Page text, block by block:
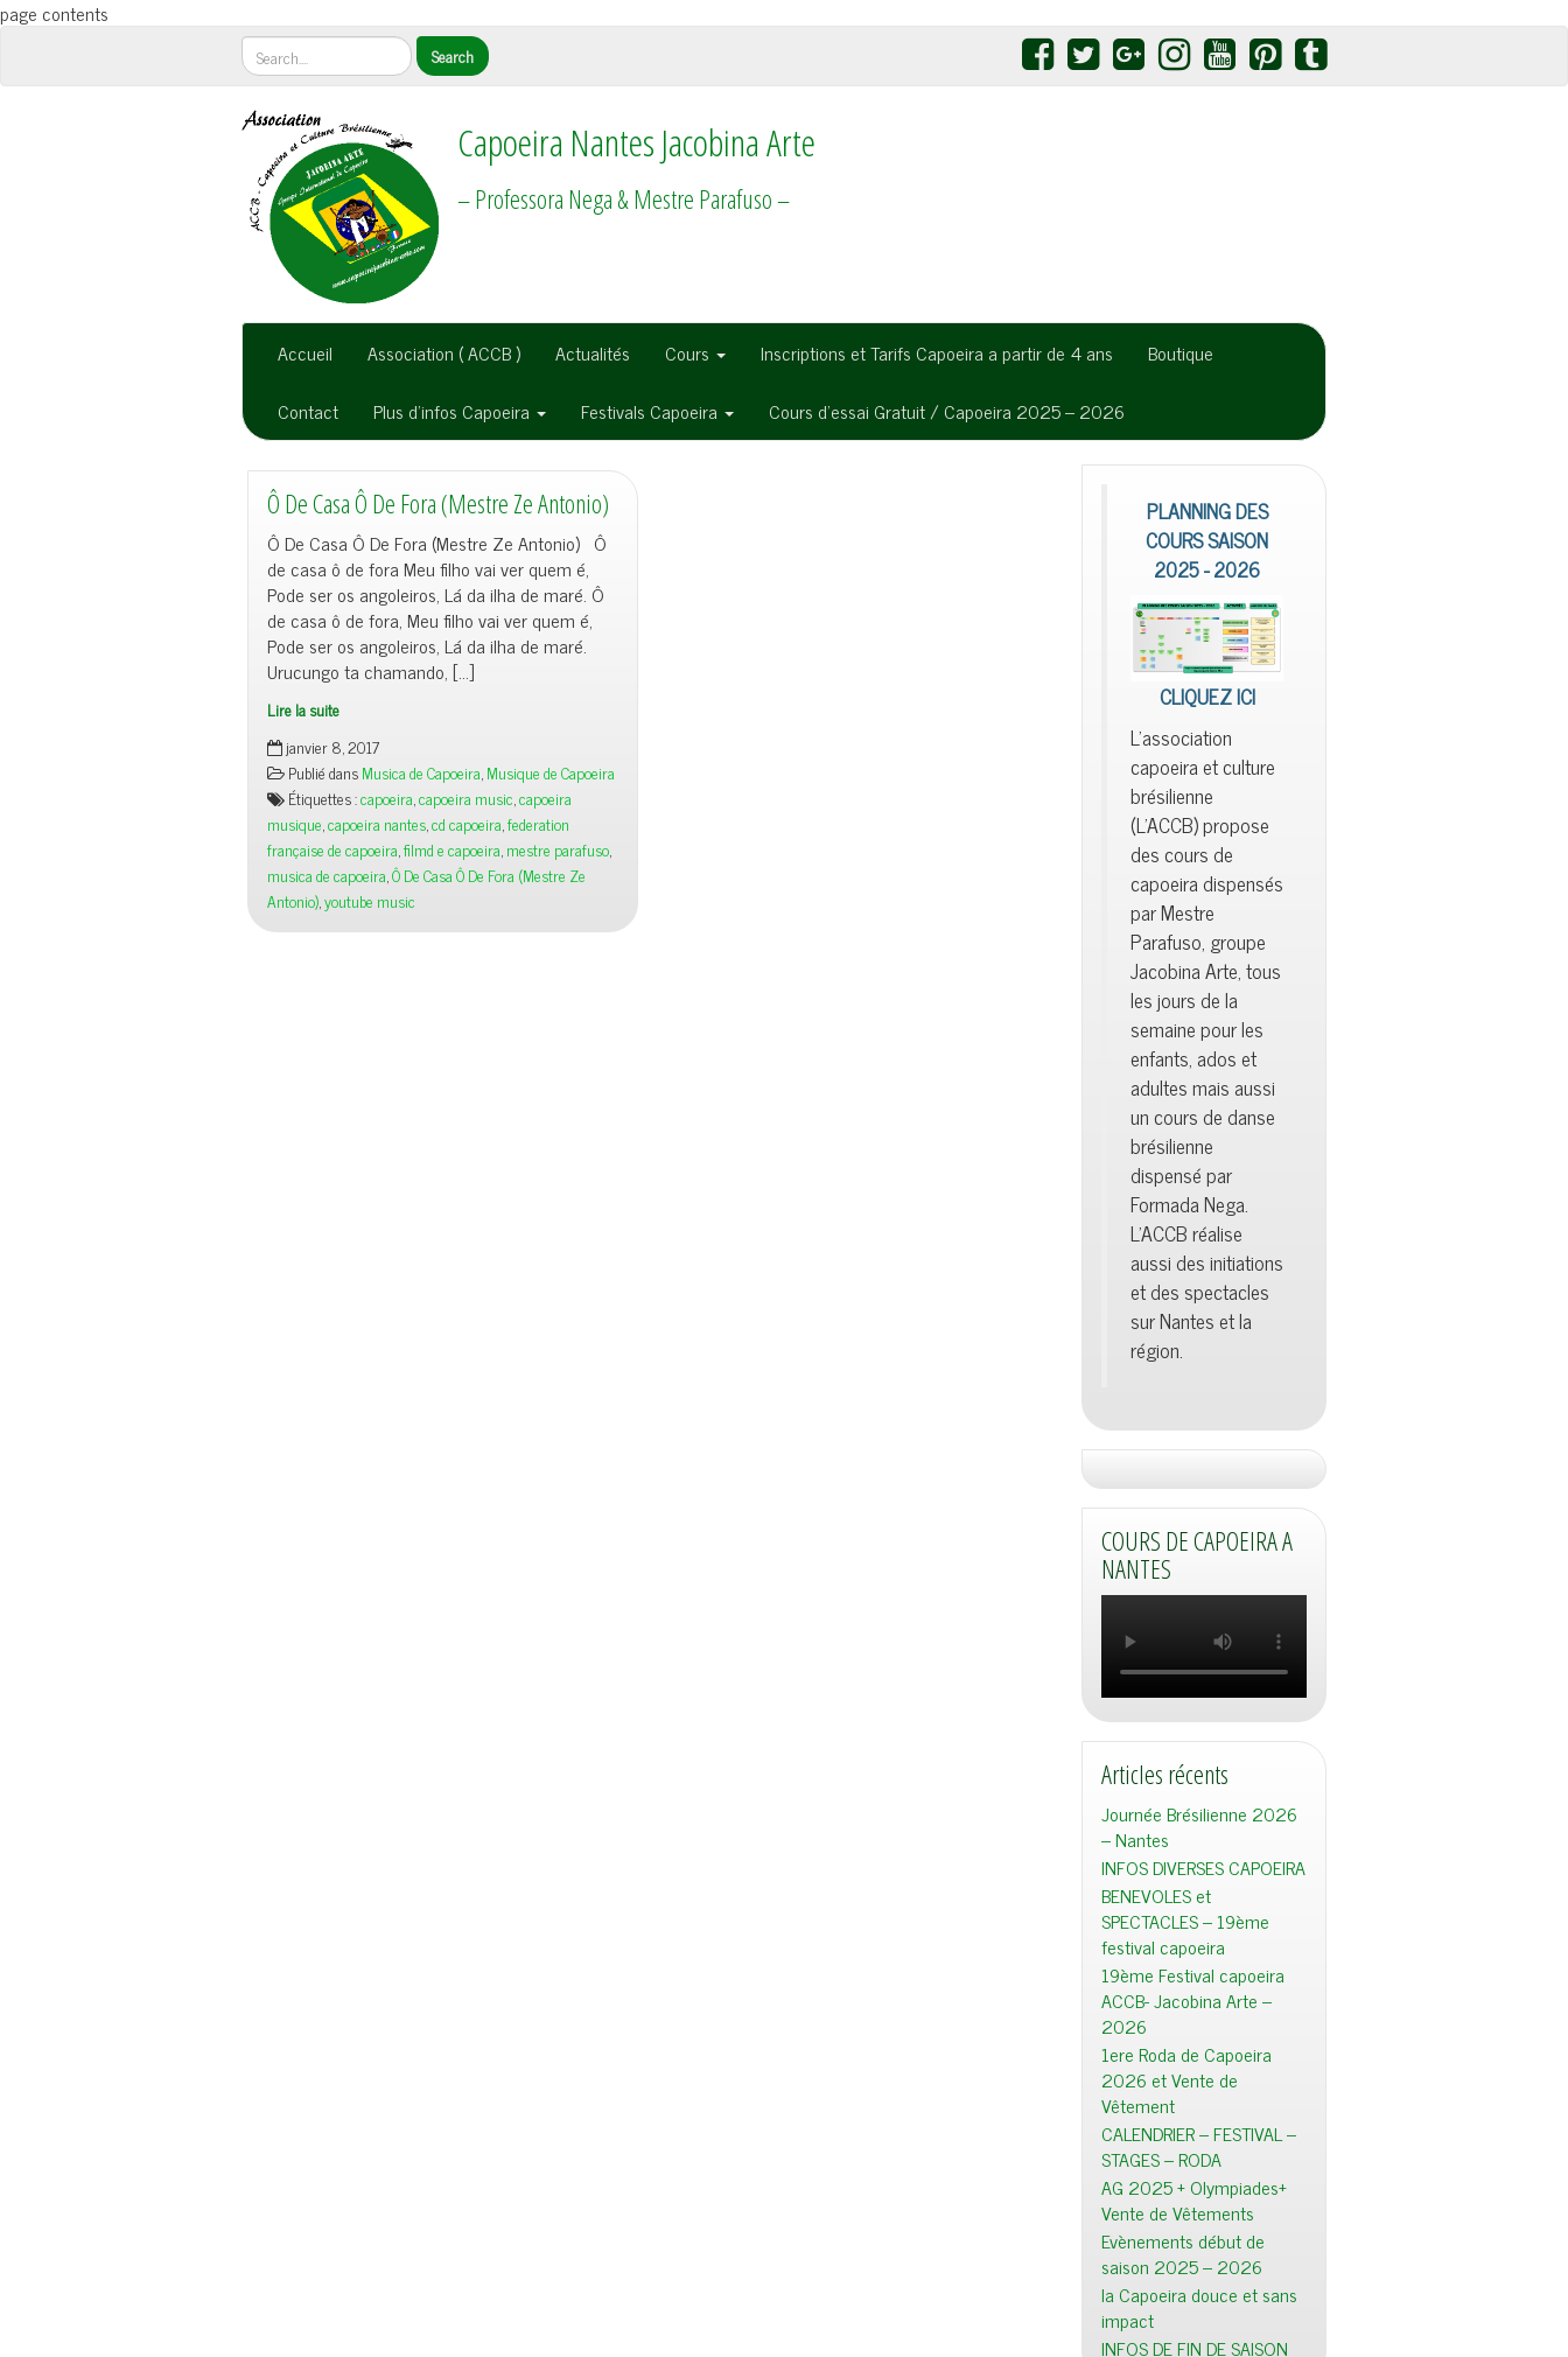
page contents
Capoeira Nantes Jacobina Arte
– Professora Nega & Mestre Parafuso –
Accueil Association ( ACCB ) Actualités Cours Inscriptions et Tarifs Capoeira a partir de 4 ans
Boutique
Contact
Plus d’infos Capoeira Festivals Capoeira Cours d’essai Gratuit / Capoeira 2025 – 2026
Ô De Casa Ô De Fora (Mestre Ze Antonio)
Ô De Casa Ô De Fora (Mestre Ze Antonio) Ô
de casa ô de fora Meu filho vai ver quem é,
Pode ser os angoleiros, Lá da ilha de maré. Ô
de casa ô de fora, Meu filho vai ver quem é,
Pode ser os angoleiros, Lá da ilha de maré.
Urucungo ta chamando, […]
Lire la suite
janvier 8, 2017
Publié dansMusica de Capoeira,Musique de Capoeira
Étiquettes :capoeira,capoeira music,capoeira
musique,capoeira nantes,cd capoeira,federation
française de capoeira,filmd e capoeira,mestre parafuso,
musica de capoeira,Ô De Casa Ô De Fora (Mestre Ze
Antonio),youtube music
PLANNING DES
COURS SAISON
2025 - 2026
CLIQUEZ ICI
L'association
capoeira et culture
brésilienne
(L'ACCB) propose
des cours de
capoeira dispensés
par Mestre
Parafuso, groupe
Jacobina Arte, tous
les jours de la
semaine pour les
enfants, ados et
adultes mais aussi
un cours de danse
brésilienne
dispensé par
Formada Nega.
L'ACCB réalise
aussi des initiations
et des spectacles
sur Nantes et la
région.
COURS DE CAPOEIRA A
NANTES
Articles récents
Journée Brésilienne 2026
– Nantes
INFOS DIVERSES CAPOEIRA
BENEVOLES et
SPECTACLES – 19ème
festival capoeira
19ème Festival capoeira
ACCB- Jacobina Arte –
2026
1ere Roda de Capoeira
2026 et Vente de
Vêtement
CALENDRIER – FESTIVAL –
STAGES – RODA
AG 2025 + Olympiades+
Vente de Vêtements
Evènements début de
saison 2025 – 2026
la Capoeira douce et sans
impact
INFOS DE FIN DE SAISON